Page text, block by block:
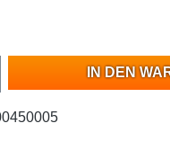
IN DEN